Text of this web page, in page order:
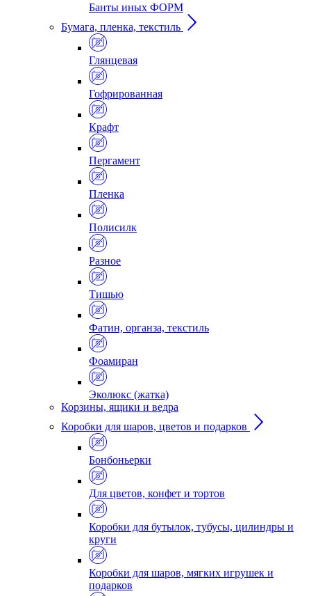
Банты иных ФОРМ
Бумага, пленка, текстиль
Глянцевая
Гофрированная
Крафт
Пергамент
Пленка
Полисилк
Разное
Тишью
Фатин, органза, текстиль
Фоамиран
Эколюкс (жатка)
Корзины, ящики и ведра
Коробки для шаров, цветов и подарков
Бонбоньерки
Для цветов, конфет и тортов
Коробки для бутылок, тубусы, цилиндры и
круги
Коробки для шаров, мягких игрушек и
подарков